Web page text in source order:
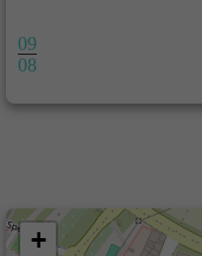
09
08
+